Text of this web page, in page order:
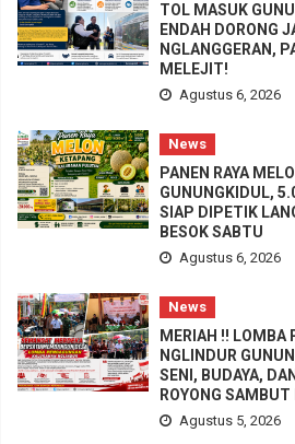
TOL MASUK
ENDAH DORONG
NGLANGGERAN,
MELEJIT!
Agustus 6, 2026
News
PANEN RAYA
GUNUNGKIDUL,
SIAP DIPETIK
BESOK SABTU
Agustus 6, 2026
News
MERIAH !! LOMBA
NGLINDUR
SENI, BUDAYA,
ROYONG
Agustus 5, 2026